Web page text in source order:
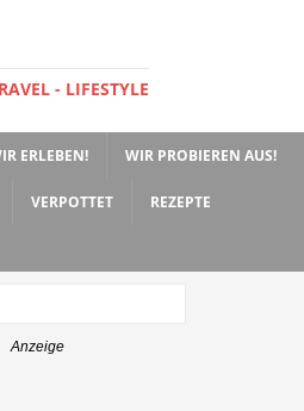
- LIFESTYLE
ERLEBEN! WIR PROBIEREN AUS!
VERPOTTET REZEPTE